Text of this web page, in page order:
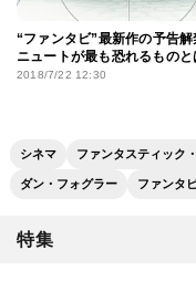
“ファンタビ”最新作の予告解
ニュートが最も恐れるもの
2018/7/22 12:30
シネマ ファンタスティック
ダン・フォグラー ファンタ
特集